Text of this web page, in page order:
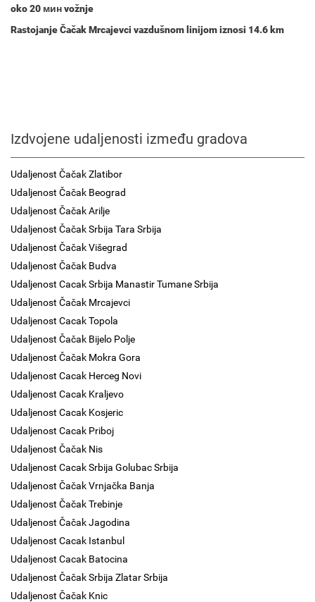
oko20 минvožnje
Rastojanje Čačak Mrcajevci vazdušnom linijom iznosi 14.6 km
Izdvojene udaljenosti između gradova
Udaljenost Čačak Zlatibor
Udaljenost Čačak Beograd
Udaljenost Čačak Arilje
Udaljenost Čačak Srbija Tara Srbija
Udaljenost Čačak Višegrad
Udaljenost Čačak Budva
Udaljenost Cacak Srbija Manastir Tumane Srbija
Udaljenost Čačak Mrcajevci
Udaljenost Cacak Topola
Udaljenost Čačak Bijelo Polje
Udaljenost Čačak Mokra Gora
Udaljenost Cacak Herceg Novi
Udaljenost Cacak Kraljevo
Udaljenost Cacak Kosjeric
Udaljenost Cacak Priboj
Udaljenost Čačak Nis
Udaljenost Cacak Srbija Golubac Srbija
Udaljenost Čačak Vrnjačka Banja
Udaljenost Čačak Trebinje
Udaljenost Čačak Jagodina
Udaljenost Cacak Istanbul
Udaljenost Cacak Batocina
Udaljenost Čačak Srbija Zlatar Srbija
Udaljenost Čačak Knic